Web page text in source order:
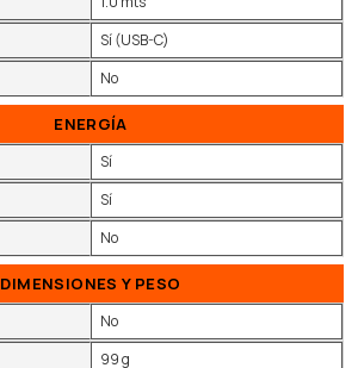
Sí (USB-C)
No
ENERGÍA
Sí
Sí
No
DIMENSIONES Y PESO
No
99 g